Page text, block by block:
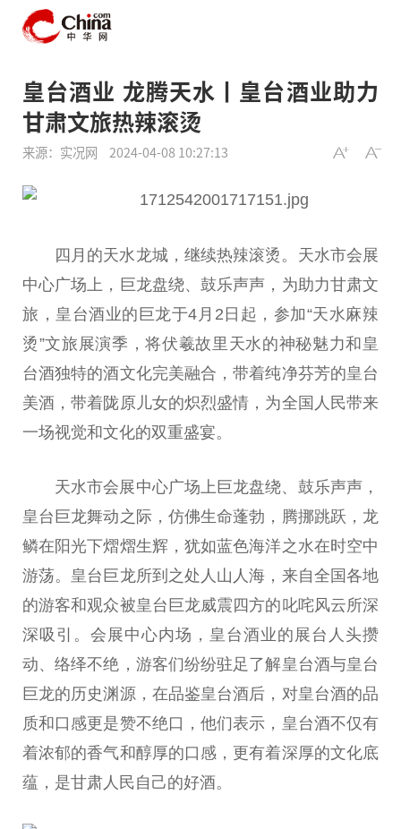
皇台酒业 龙腾天水丨皇台酒业助力
甘肃文旅热辣滚烫
来源：实况网 2024-04-08 10:27:13
四月的天水龙城，继续热辣滚烫。天水市会展
中心广场上，巨龙盘绕、鼓乐声声，为助力甘肃文
旅，皇台酒业的巨龙于4月2日起，参加“天水麻辣
烫”文旅展演季，将伏羲故里天水的神秘魅力和皇
台酒独特的酒文化完美融合，带着纯净芬芳的皇台
美酒，带着陇原儿女的炽烈盛情，为全国人民带来
一场视觉和文化的双重盛宴。
天水市会展中心广场上巨龙盘绕、鼓乐声声，
皇台巨龙舞动之际，仿佛生命蓬勃，腾挪跳跃，龙
鳞在阳光下熠熠生辉，犹如蓝色海洋之水在时空中
游荡。皇台巨龙所到之处人山人海，来自全国各地
的游客和观众被皇台巨龙威震四方的叱咤风云所深
深吸引。会展中心内场，皇台酒业的展台人头攒
动、络绎不绝，游客们纷纷驻足了解皇台酒与皇台
巨龙的历史渊源，在品鉴皇台酒后，对皇台酒的品
质和口感更是赞不绝口，他们表示，皇台酒不仅有
着浓郁的香气和醇厚的口感，更有着深厚的文化底
蕴，是甘肃人民自己的好酒。